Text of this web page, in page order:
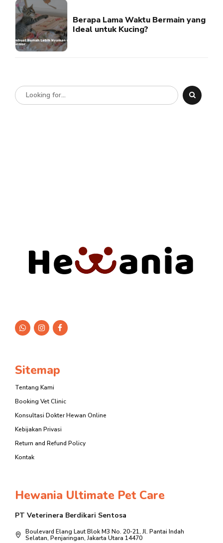
Berapa Lama Waktu Bermain yang
Ideal untuk Kucing?
Sitemap
Tentang Kami
Booking Vet Clinic
Konsultasi Dokter Hewan Online
Kebijakan Privasi
Return and Refund Policy
Kontak
Hewania Ultimate Pet Care
PT Veterinera Berdikari Sentosa
Boulevard Elang Laut Blok M3 No. 20-21, Jl. Pantai Indah
Selatan, Penjaringan, Jakarta Utara 14470